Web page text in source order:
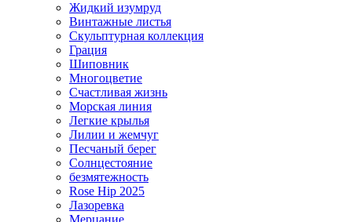
Жидкий изумруд
Винтажные листья
Скульптурная коллекция
Грация
Шиповник
Многоцветие
Счастливая жизнь
Морская линия
Легкие крылья
Лилии и жемчуг
Песчаный берег
Солнцестояние
безмятежность
Rose Hip 2025
Лазоревка
Мерцание